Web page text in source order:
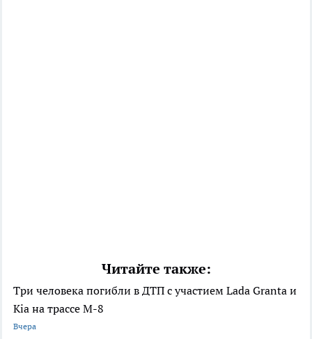
Читайте также:
Три человека погибли в ДТП с участием Lada Granta и
Kia на трассе М-8
Вчера